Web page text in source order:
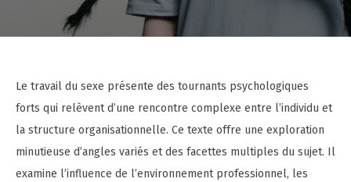
Le travail du sexe présente des tournants psychologiques
forts qui relèvent d’une rencontre complexe entre l’individu et
la structure organisationnelle. Ce texte offre une exploration
minutieuse d’angles variés et des facettes multiples du sujet. Il
examine l’influence de l’environnement professionnel, les